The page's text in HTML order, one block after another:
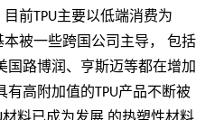
目前TPU主要以低端消费为
被一些跨国公司主导， 包括
国路博润、亨斯迈等都在增加
有高附加值的TPU产品不断被